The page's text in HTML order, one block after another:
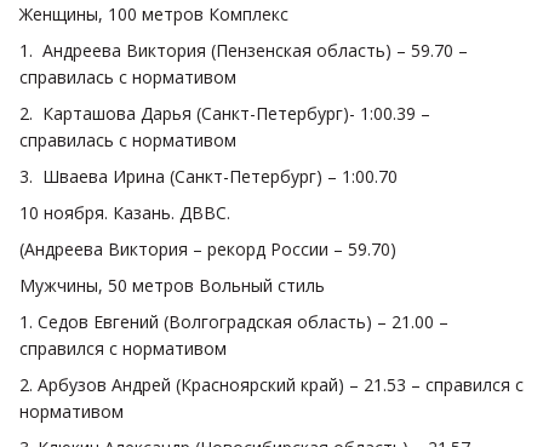
Женщины, 100 метров Комплекс
1. Андреева Виктория (Пензенская область) – 59.70 –
справилась с нормативом
2. Карташова Дарья (Санкт-Петербург)- 1:00.39 –
справилась с нормативом
3. Шваева Ирина (Санкт-Петербург) – 1:00.70
10 ноября. Казань. ДВВС.
(Андреева Виктория – рекорд России – 59.70)
Мужчины, 50 метров Вольный стиль
1. Седов Евгений (Волгоградская область) – 21.00 –
справился с нормативом
2. Арбузов Андрей (Красноярский край) – 21.53 – справился с
нормативом